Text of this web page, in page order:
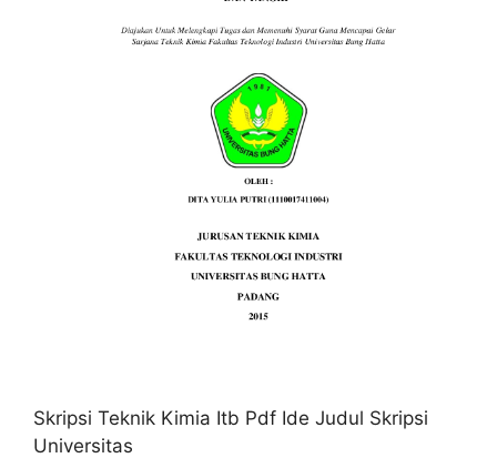
Skripsi Teknik Kimia Itb Pdf Ide Judul Skripsi
Universitas